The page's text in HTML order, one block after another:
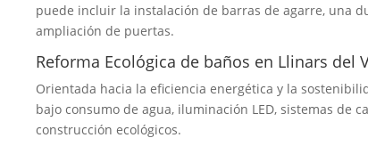
puede incluir la instalación de barras de agarre, una
ampliación de puertas.
Reforma Ecológica de baños en Llinars del
Orientada hacia la eficiencia energética y la
bajo consumo de agua, iluminación LED, sistemas de
construcción ecológicos.